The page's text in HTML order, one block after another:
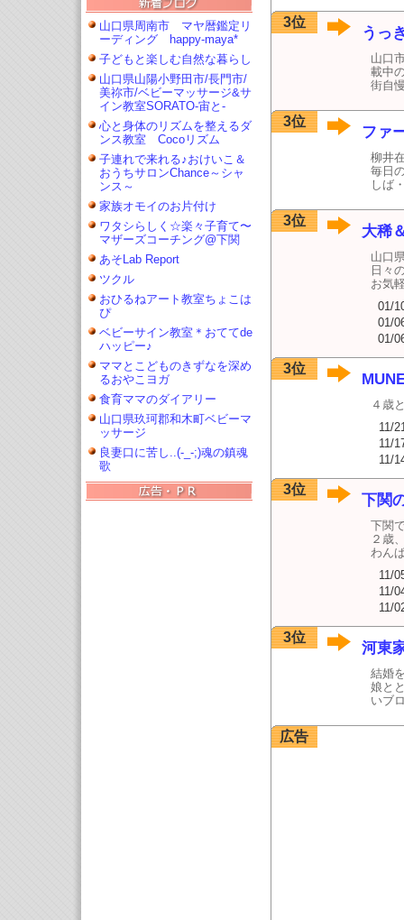
山口県周南市 マヤ暦鑑定リ
ーディング happy-maya*
子どもと楽しむ自然な暮らし
山口県山陽小野田市/長門市/
美祢市/ベビーマッサージ&サ
イン教室SORATO-宙と-
心と身体のリズムを整えるダ
ンス教室 Cocoリズム
子連れで来れる♪おけいこ＆
おうちサロンChance～シャ
ンス～
家族オモイのお片付け
ワタシらしく☆楽々子育て〜
マザーズコーチング@下関
あそLab Report
ツクル
おひるねアート教室ちょこは
ぴ
ベビーサイン教室＊おててde
ハッピー♪
ママとこどものきずなを深め
るおやこヨガ
食育ママのダイアリー
山口県玖珂郡和木町ベビーマ
ッサージ
良妻口に苦し..(-_-;)魂の鎮魂
歌
3位
うっ
山口
載中
街自
3位
ファ
柳井
毎日
しば
3位
大稀
山口
日々
お気
01/
01/
01/
3位
４歳
11/
11/
11/
3位
下関
下関
２歳
わん
11/
11/
11/
3位
河東
結婚
娘と
いブ
広告